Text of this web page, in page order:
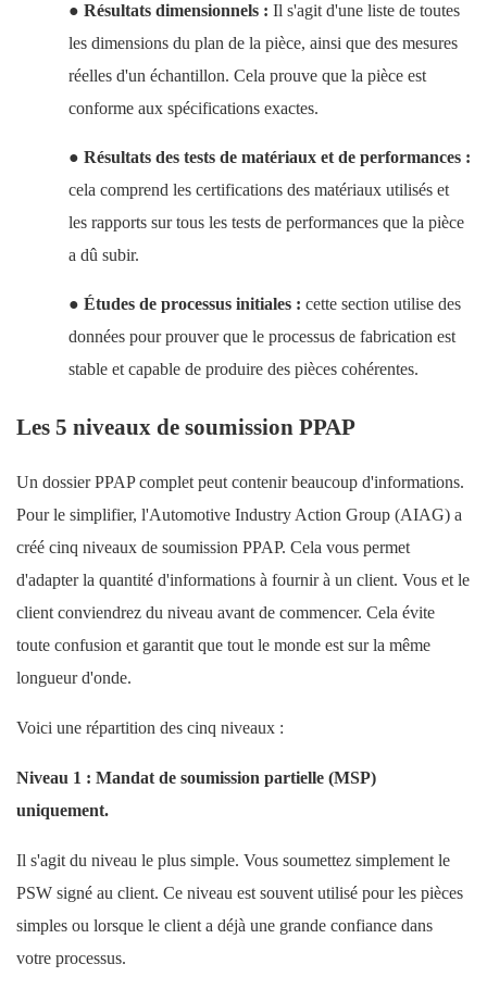
● Résultats dimensionnels : Il s'agit d'une liste de toutes
les dimensions du plan de la pièce, ainsi que des mesures
réelles d'un échantillon. Cela prouve que la pièce est
conforme aux spécifications exactes.
● Résultats des tests de matériaux et de performances :
cela comprend les certifications des matériaux utilisés et
les rapports sur tous les tests de performances que la pièce
a dû subir.
● Études de processus initiales : cette section utilise des
données pour prouver que le processus de fabrication est
stable et capable de produire des pièces cohérentes.
Les 5 niveaux de soumission PPAP
Un dossier PPAP complet peut contenir beaucoup d'informations.
Pour le simplifier, l'Automotive Industry Action Group (AIAG) a
créé cinq niveaux de soumission PPAP. ​​Cela vous permet
d'adapter la quantité d'informations à fournir à un client. Vous et le
client conviendrez du niveau avant de commencer. Cela évite
toute confusion et garantit que tout le monde est sur la même
longueur d'onde.
Voici une répartition des cinq niveaux :
Niveau 1 : Mandat de soumission partielle (MSP)
uniquement.
Il s'agit du niveau le plus simple. Vous soumettez simplement le
PSW signé au client. Ce niveau est souvent utilisé pour les pièces
simples ou lorsque le client a déjà une grande confiance dans
votre processus.